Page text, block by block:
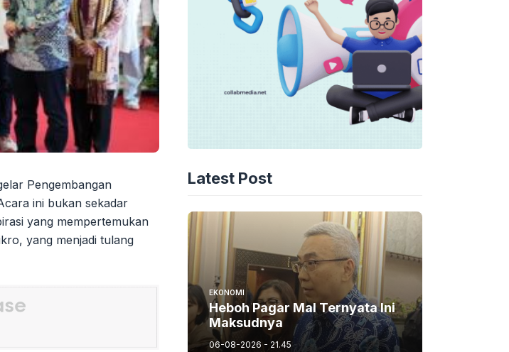
Pengembangan
ini bukan sekadar
yang mempertemukan
yang menjadi tulang
Latest Post
EKONOMI
Heboh Pagar Mal Ternyata Ini
Maksudnya
06-08-2026 - 21.45